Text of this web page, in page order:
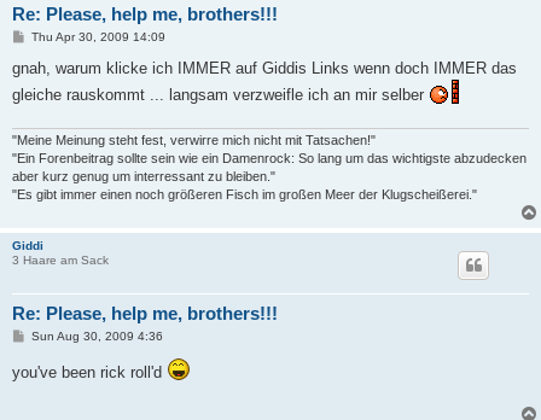
Re: Please, help me, brothers!!!
P
s
Thu Apr 30, 2009 14:09
gnah, warum klicke ich IMMER auf Giddis Links wenn doch IMMER das
gleiche rauskommt ... langsam verzweifle ich an mir selber
"Meine Meinung steht fest, verwirre mich nicht mit Tatsachen!"
"Ein Forenbeitrag sollte sein wie ein Damenrock: So lang um das wichtigste abzudecken
aber kurz genug um interressant zu bleiben."
"Es gibt immer einen noch größeren Fisch im großen Meer der Klugscheißerei."
Giddi
3 Haare am Sack
Re: Please, help me, brothers!!!
P
t
Sun Aug 30, 2009 4:36
you've been rick roll'd